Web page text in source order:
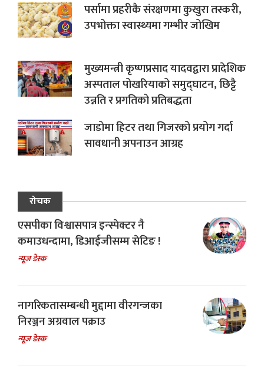
पर्सामा प्रहरीकै संरक्षणमा कुखुरा तस्करी,
उपभोक्ता स्वास्थ्यमा गम्भीर जोखिम
मुख्यमन्त्री कृष्णप्रसाद यादवद्वारा प्रादेशिक
अस्पताल पोखरियाको समुद्घाटन, छिट्टै
उन्नति र प्रगतिको प्रतिबद्धता
जाडोमा हिटर तथा गिजरको प्रयोग गर्दा
सावधानी अपनाउन आग्रह
रोचक
एसपीका विश्वासपात्र इन्स्पेक्टर नै
कमाउधन्दामा, डिआईजीसम्म सेटिङ !
न्यूज डेस्क
नागरिकतासम्बन्धी मुद्दामा वीरगन्जका
निरञ्जन अग्रवाल पक्राउ
न्यूज डेस्क